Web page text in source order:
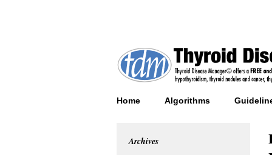
Home Algorithms
Archives